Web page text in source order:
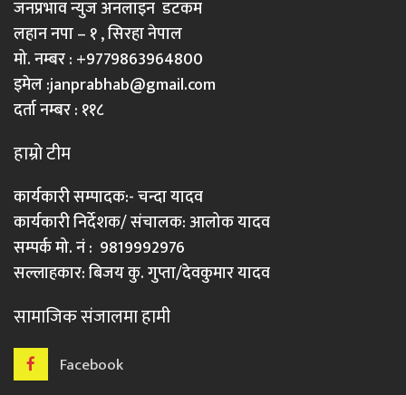
जनप्रभाव न्युज अनलाइन डटकम
लहान नपा – १ , सिरहा नेपाल
मो. नम्बर : +9779863964800
इमेल :janprabhab@gmail.com
दर्ता नम्बर : ११८
हाम्रो टीम
कार्यकारी सम्पादक:- चन्दा यादव
कार्यकारी निर्देशक/ संचालक: आलोक यादव
सम्पर्क मो. नं : 9819992976
सल्लाहकार: बिजय कु. गुप्ता/देवकुमार यादव
सामाजिक संजालमा हामी
Facebook